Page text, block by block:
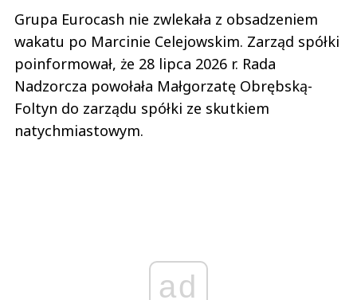
Grupa Eurocash nie zwlekała z obsadzeniem
wakatu po Marcinie Celejowskim. Zarząd spółki
poinformował, że 28 lipca 2026 r. Rada
Nadzorcza powołała Małgorzatę Obrębską-
Foltyn do zarządu spółki ze skutkiem
natychmiastowym.
ad